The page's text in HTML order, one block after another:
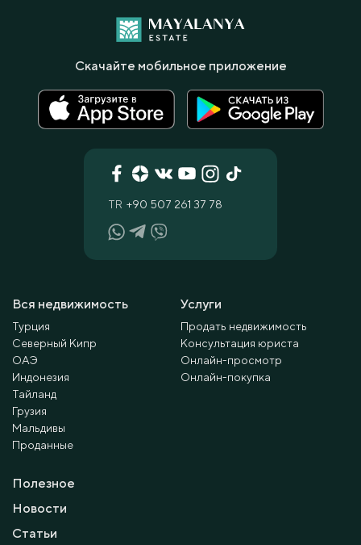
Вся недвижимость
Турция
Северный Кипр
ОАЭ
Индонезия
Тайланд
Грузия
Мальдивы
Проданные
Услуги
Продать недвижимость
Консультация юриста
Онлайн-просмотр
Онлайн-покупка
Полезное
Новости
Статьи
TR +90 507 261 37 78
Скачайте мобильное приложение